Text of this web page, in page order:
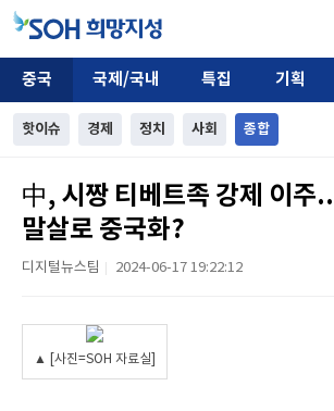
중국 국제/국내 특집 기획
핫이슈 경제 정치 사회 종합
中, 시짱 티베트족 강제 이주
말살로 중국화?
디지털뉴스팀 2024-06-17 19:22:12
▲ [사진=SOH 자료실]